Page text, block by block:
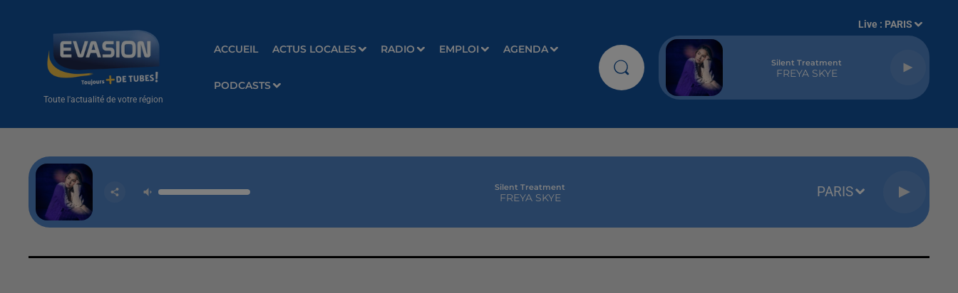
Toute l'actualité de votre région
ACCUEIL ACTUS LOCALES RADIO EMPLOI AGENDA
PODCASTS
Live : PARIS
Silent Treatment
FREYA SKYE
Silent Treatment
FREYA SKYE PARIS